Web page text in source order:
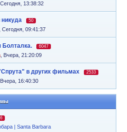
Сегодня, 13:38:32
никуда 50
Сегодня, 09:41:37
Болталка. 6047
Вчера, 21:20:09
в других фильмах 2533
Вчера, 16:40:30
6
| Santa Barbara